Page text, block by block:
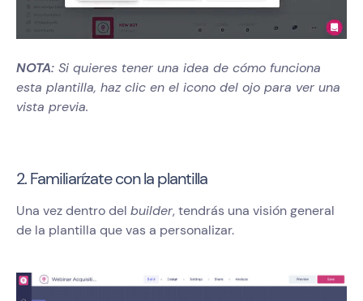
NOTA: Si quieres tener una idea de cómo funciona
esta plantilla, haz clic en el icono del ojo para ver una
vista previa.
2. Familiarízate con la plantilla
Una vez dentro del builder, tendrás una visión general
de la plantilla que vas a personalizar.